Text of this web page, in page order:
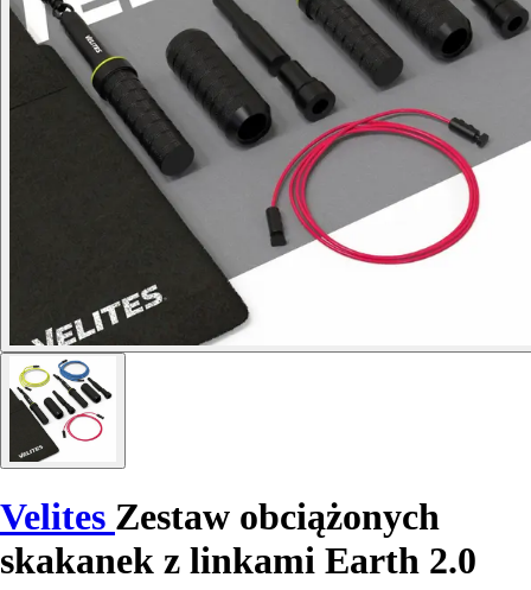
Velites Zestaw obciążonych
skakanek z linkami Earth 2.0